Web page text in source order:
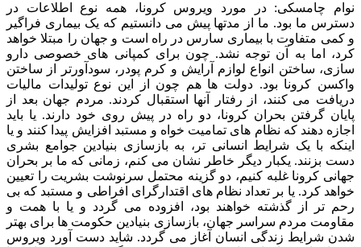
نوام چامسکی: در مورد ویروس کرونا، همه نوع اطلاعات در
دسترس ما بود. ما از مدتها پیش می دانستیم که یک بیماری فراگیر
و کمی متفاوت با بیماری سارس در راه است و جهان را مبتلا خواهد
کرد، اما به آن توجه نشد. چون برای کمپانی های خصوصی دارو
سازی، ساختن انواع لوازم آرایش و کرم پودر، سودآورتر از ساختن
واکسن کرونا بود. دولت ها هم چون از این نوع تولیدات مالیات
دریافت می کنند، از رفتار آنها استقبال کردند. مردم جهان بعد از
پایان گرفتن بحران کرونا، دو راه در پیش روی خود دارند. یا باید
اجازه دهند که نظام های تمامیت خواه و مستبد افزایش پیدا کنند و یا
اینکه با یک شرایط انسانی تر، به بازسازی بنیادین جوامع بشری
دست بزنند. یکبار دیگر خاطر نشان می کنم، زمانی که ما بر بحران
جهانی کرونا غلبه کنیم، دو گزینه محتمل سرنوشت بشریت را تعیین
خواهد کرد. یا بر تعداد نظام های اقتدارگرای افراطی و مستبد که بی
رحم تر از گذشته خواهند بود، افزوده می گردد و یا با همت و
مقاومت مردم سراسر جهان، بازسازی بنیادین حکومت ها برای بهتر
شدن شرایط زندگی انسان آغاز می گردد. شاید دست آورد ویروس